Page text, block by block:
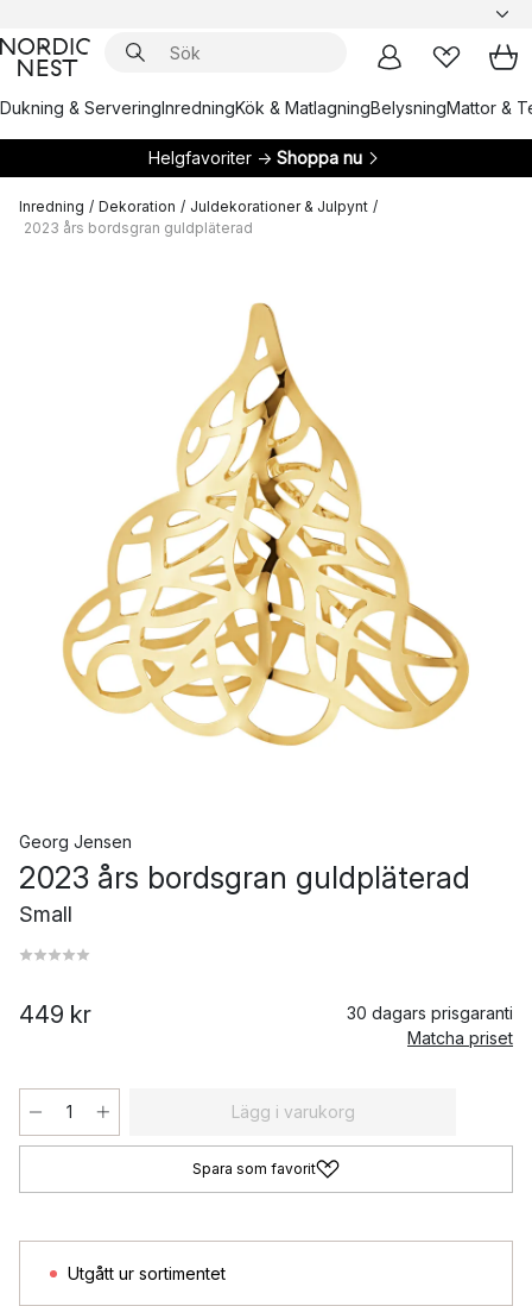
Dukning & ServeringInredningKök & MatlagningBelysningMattor &
Helgfavoriter → Shoppa nu
Inredning / Dekoration / Juldekorationer & Julpynt /
2023 års bordsgran guldpläterad
Georg Jensen
2023 års bordsgran guldpläterad
Small
449 kr
30 dagars prisgaranti
Matcha priset
Lägg i varukorg
Spara som favorit
Utgått ur sortimentet